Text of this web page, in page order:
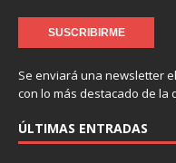
Se enviará una newsletter
con lo más destacado de la
ÚLTIMAS ENTRADAS